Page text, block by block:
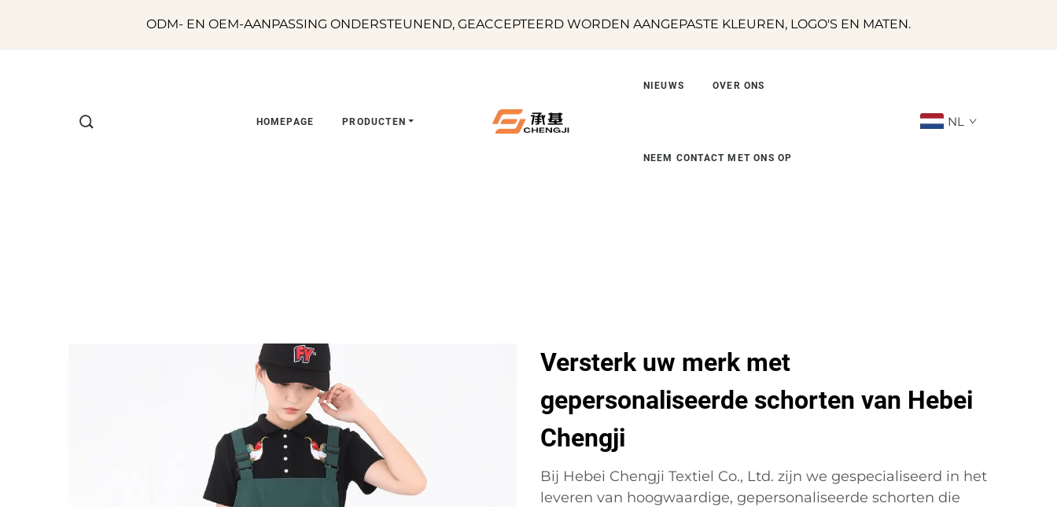
ODM- EN OEM-AANPASSING ONDERSTEUNEND, GEACCEPTEERD WORDEN AANGEPASTE KLEUREN, LOGO'S EN MATEN.
HOMEPAGE PRODUCTEN
NIEUWS OVER ONS
NEEM CONTACT MET ONS OP
NL
Versterk uw merk met
gepersonaliseerde schorten van Hebei
Chengji
Bij Hebei Chengji Textiel Co., Ltd. zijn we gespecialiseerd in het
leveren van hoogwaardige, gepersonaliseerde schorten die